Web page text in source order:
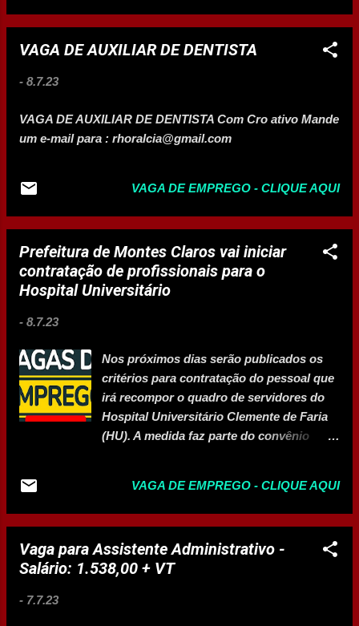
VAGA DE AUXILIAR DE DENTISTA
- 8.7.23
VAGA DE AUXILIAR DE DENTISTA Com Cro ativo Mande
um e-mail para : rhoralcia@gmail.com
VAGA DE EMPREGO - CLIQUE AQUI
Prefeitura de Montes Claros vai iniciar
contratação de profissionais para o
Hospital Universitário
- 8.7.23
Nos próximos dias serão publicados os
critérios para contratação do pessoal que
irá recompor o quadro de servidores do
Hospital Universitário Clemente de Faria
(HU). A medida faz parte do convênio
(Unimontes), que tem como objetivo
garantir o pleno funcionamento do pronto
reativação de leitos da unidade hospitalar.
O convênio irá permitir que a Prefeitura
VAGA DE EMPREGO - CLIQUE AQUI
Vaga para Assistente Administrativo -
Salário: 1.538,00 + VT
- 7.7.23